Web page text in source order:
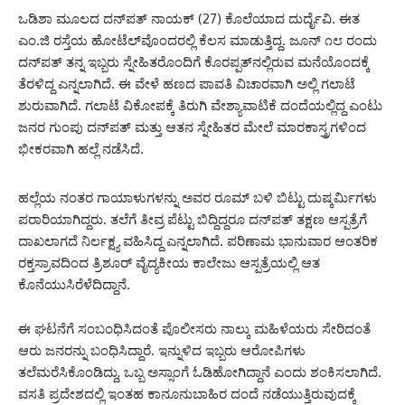
ಒಡಿಶಾ ಮೂಲದ ದನ್‌ಪತ್ ನಾಯಕ್ (27) ಕೊಲೆಯಾದ ದುರ್ದೈವಿ. ಈತ
ಎಂ.ಜಿ ರಸ್ತೆಯ ಹೋಟೆಲ್‌ವೊಂದರಲ್ಲಿ ಕೆಲಸ ಮಾಡುತ್ತಿದ್ದ. ಜೂನ್ ೧೮ ರಂದು
ದನ್‌ಪತ್ ತನ್ನ ಇಬ್ಬರು ಸ್ನೇಹಿತರೊಂದಿಗೆ ಕೊರಪ್ಪತ್‌ನಲ್ಲಿರುವ ಮನೆಯೊಂದಕ್ಕೆ
ತೆರಳಿದ್ದ ಎನ್ನಲಾಗಿದೆ. ಈ ವೇಳೆ ಹಣದ ಪಾವತಿ ವಿಚಾರವಾಗಿ ಅಲ್ಲಿ ಗಲಾಟೆ
ಶುರುವಾಗಿದೆ. ಗಲಾಟೆ ವಿಕೋಪಕ್ಕೆ ತಿರುಗಿ ವೇಶ್ಯಾವಾಟಿಕೆ ದಂದೆಯಲ್ಲಿದ್ದ ಎಂಟು
ಜನರ ಗುಂಪು ದನ್‌ಪತ್ ಮತ್ತು ಆತನ ಸ್ನೇಹಿತರ ಮೇಲೆ ಮಾರಕಾಸ್ತ್ರಗಳಿಂದ
ಭೀಕರವಾಗಿ ಹಲ್ಲೆ ನಡೆಸಿದೆ.
ಹಲ್ಲೆಯ ನಂತರ ಗಾಯಾಳುಗಳನ್ನು ಅವರ ರೂಮ್ ಬಳಿ ಬಿಟ್ಟು ದುಷ್ಕರ್ಮಿಗಳು
ಪರಾರಿಯಾಗಿದ್ದರು. ತಲೆಗೆ ತೀವ್ರ ಪೆಟ್ಟು ಬಿದ್ದಿದ್ದರೂ ದನ್‌ಪತ್ ತಕ್ಷಣ ಆಸ್ಪತ್ರೆಗೆ
ದಾಖಲಾಗದೆ ನಿರ್ಲಕ್ಷ್ಯ ವಹಿಸಿದ್ದ ಎನ್ನಲಾಗಿದೆ. ಪರಿಣಾಮ ಭಾನುವಾರ ಆಂತರಿಕ
ರಕ್ತಸ್ರಾವದಿಂದ ತ್ರಿಶೂರ್ ವೈದ್ಯಕೀಯ ಕಾಲೇಜು ಆಸ್ಪತ್ರೆಯಲ್ಲಿ ಆತ
ಕೊನೆಯುಸಿರೆಳೆದಿದ್ದಾನೆ.
ಈ ಘಟನೆಗೆ ಸಂಬಂಧಿಸಿದಂತೆ ಪೊಲೀಸರು ನಾಲ್ಕು ಮಹಿಳೆಯರು ಸೇರಿದಂತೆ
ಆರು ಜನರನ್ನು ಬಂಧಿಸಿದ್ದಾರೆ. ಇನ್ನುಳಿದ ಇಬ್ಬರು ಆರೋಪಿಗಳು
ತಲೆಮರೆಸಿಕೊಂಡಿದ್ದು, ಒಬ್ಬ ಅಸ್ಸಾಂಗೆ ಓಡಿಹೋಗಿದ್ದಾನೆ ಎಂದು ಶಂಕಿಸಲಾಗಿದೆ.
ವಸತಿ ಪ್ರದೇಶದಲ್ಲಿ ಇಂತಹ ಕಾನೂನುಬಾಹಿರ ದಂದೆ ನಡೆಯುತ್ತಿರುವುದಕ್ಕೆ